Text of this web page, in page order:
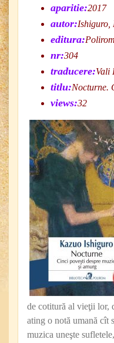
aparitie:2017
autor:Ishiguro,
editura:Polirom
nr:304
traducere:Vali
titlu:Nocturne.
views:32
de cotitură al vieţii lor,
ating o notă umană cît
muzica uneşte